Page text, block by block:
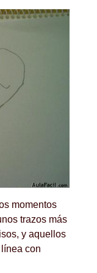
momentos
trazos más
y aquellos
con